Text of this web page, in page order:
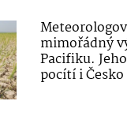
mimořádný
Pacifiku.
pocítí i Česko